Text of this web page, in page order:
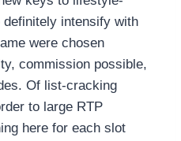
intensify with
were chosen
commission possible,
Of list-cracking
to large RTP
here for each slot